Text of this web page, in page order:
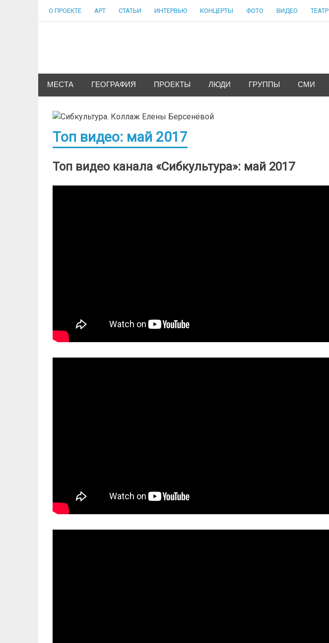
О ПРОЕКТЕ АРТ СТАТЬИ ИНТЕРВЬЮ КОНЦЕРТЫ ФОТО ВИДЕО ТЕАТР
МЕСТА ГЕОГРАФИЯ ПРОЕКТЫ ЛЮДИ ГРУППЫ СМИ
Топ видео: май 2017
Топ видео канала «Сибкультура»: май 2017